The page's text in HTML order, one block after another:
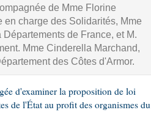
de Mme Florine
charge des Solidarités, Mme
de France, et M.
Mme Cinderella Marchand,
des Côtes d'Armor.
d'examiner la proposition de loi
de l'État au profit des organismes du